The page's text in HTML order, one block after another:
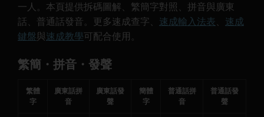
一人。本頁提供拆碼圖解、繁簡字對照、拼音與廣東
話、普通話發音。更多速成查字、 速成輸入法表、 速成
鍵盤與速成教學可配合使用。
繁簡・拼音・發聲
繁體
字
廣東話拼
音
廣東話發
聲
簡體
字
普通話拼
音
普通話發
聲